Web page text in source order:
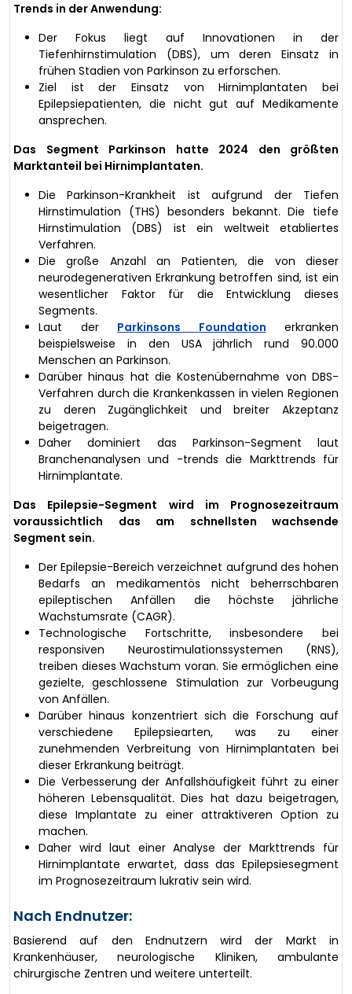
Trends in der Anwendung:
Der Fokus liegt auf Innovationen in der
Tiefenhirnstimulation (DBS), um deren Einsatz in
frühen Stadien von Parkinson zu erforschen.
Ziel ist der Einsatz von Hirnimplantaten bei
Epilepsiepatienten, die nicht gut auf Medikamente
ansprechen.
Das Segment Parkinson hatte 2024 den größten
Marktanteil bei Hirnimplantaten.
Die Parkinson-Krankheit ist aufgrund der Tiefen
Hirnstimulation (THS) besonders bekannt. Die tiefe
Hirnstimulation (DBS) ist ein weltweit etabliertes
Verfahren.
Die große Anzahl an Patienten, die von dieser
neurodegenerativen Erkrankung betroffen sind, ist ein
wesentlicher Faktor für die Entwicklung dieses
Segments.
Laut der Parkinsons Foundation erkranken
beispielsweise in den USA jährlich rund 90.000
Menschen an Parkinson.
Darüber hinaus hat die Kostenübernahme von DBS-
Verfahren durch die Krankenkassen in vielen Regionen
zu deren Zugänglichkeit und breiter Akzeptanz
beigetragen.
Daher dominiert das Parkinson-Segment laut
Branchenanalysen und -trends die Markttrends für
Hirnimplantate.
Das Epilepsie-Segment wird im Prognosezeitraum
voraussichtlich das am schnellsten wachsende
Segment sein.
Der Epilepsie-Bereich verzeichnet aufgrund des hohen
Bedarfs an medikamentös nicht beherrschbaren
epileptischen Anfällen die höchste jährliche
Wachstumsrate (CAGR).
Technologische Fortschritte, insbesondere bei
responsiven Neurostimulationssystemen (RNS),
treiben dieses Wachstum voran. Sie ermöglichen eine
gezielte, geschlossene Stimulation zur Vorbeugung
von Anfällen.
Darüber hinaus konzentriert sich die Forschung auf
verschiedene Epilepsiearten, was zu einer
zunehmenden Verbreitung von Hirnimplantaten bei
dieser Erkrankung beiträgt.
Die Verbesserung der Anfallshäufigkeit führt zu einer
höheren Lebensqualität. Dies hat dazu beigetragen,
diese Implantate zu einer attraktiveren Option zu
machen.
Daher wird laut einer Analyse der Markttrends für
Hirnimplantate erwartet, dass das Epilepsiesegment
im Prognosezeitraum lukrativ sein wird.
Nach Endnutzer:
Basierend auf den Endnutzern wird der Markt in
Krankenhäuser, neurologische Kliniken, ambulante
chirurgische Zentren und weitere unterteilt.